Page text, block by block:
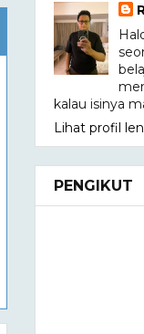
kalau isinya
Lihat profil
PENGIKUT